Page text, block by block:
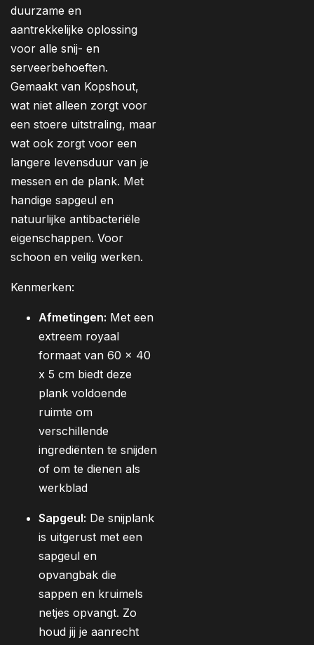
duurzame en
aantrekkelijke oplossing
voor alle snij- en
serveerbehoeften.
Gemaakt van Kopshout,
wat niet alleen zorgt voor
een stoere uitstraling, maar
wat ook zorgt voor een
langere levensduur van je
messen en de plank. Met
handige sapgeul en
natuurlijke antibacteriële
eigenschappen. Voor
schoon en veilig werken.
Kenmerken:
Afmetingen: Met een
extreem royaal
formaat van 60 x 40
x 5 cm biedt deze
plank voldoende
ruimte om
verschillende
ingrediënten te snijden
of om te dienen als
werkblad
Sapgeul: De snijplank
is uitgerust met een
sapgeul en
opvangbak die
sappen en kruimels
netjes opvangt. Zo
houd jij je aanrecht